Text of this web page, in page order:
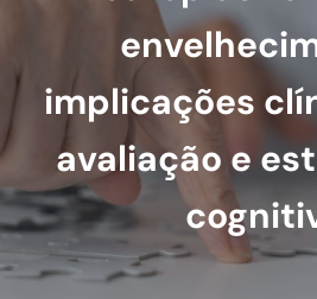
implicações
avaliação e